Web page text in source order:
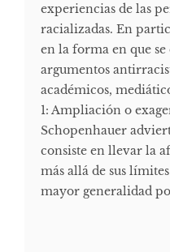
experiencias de las
racializadas. En
en la forma en que
argumentos
académicos,
1: Ampliación o
Schopenhauer
consiste en llevar la
más allá de sus
mayor generalidad